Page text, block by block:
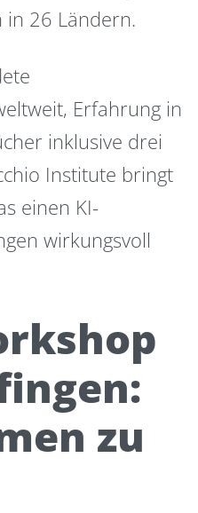
in 26 Ländern.
Erfahrung in
inklusive drei
Institute bringt
einen KI-
wirkungsvoll
zu